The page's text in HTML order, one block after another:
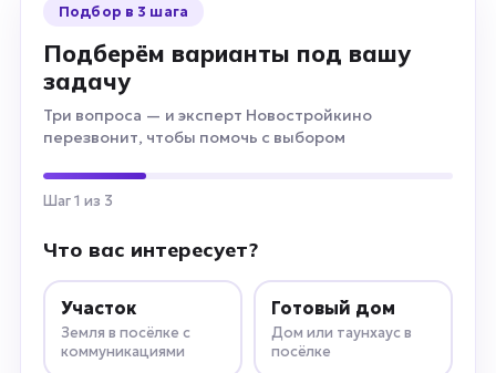
Подбор в 3 шага
Подберём варианты под вашу
задачу
Три вопроса — и эксперт Новостройкино
перезвонит, чтобы помочь с выбором
Шаг 1 из 3
Что вас интересует?
Участок
Земля в посёлке с
коммуникациями
Готовый дом
Дом или таунхаус в
посёлке